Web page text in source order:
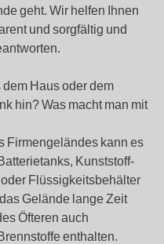
geht. Wir helfen Ihnen
und sorgfältig und
Haus oder dem
hin? Was macht man mit
Firmengeländes kann es
Kunststoff-
Flüssigkeitsbehälter
Gelände lange Zeit
Öfteren auch
enthalten.